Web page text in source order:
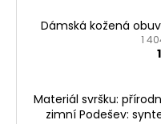
Dámská kožená obuv
1
Materiál svršku:
zimní Podešev: